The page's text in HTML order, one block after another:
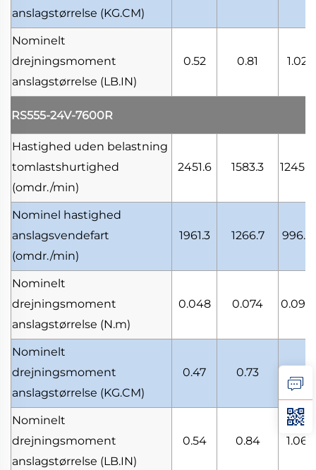
anslagstørrelse (KG.CM)
Nominelt
drejningsmoment
anslagstørrelse (LB.IN)
0.52 0.81 1.02
RS555-24V-7600R
Hastighed uden belastning
tomlastshurtighed
(omdr./min)
2451.6 1583.3 1245.9
Nominel hastighed
anslagsvendefart
(omdr./min)
1961.3 1266.7 996.7
Nominelt
drejningsmoment
anslagstørrelse (N.m)
0.048 0.074 0.094
Nominelt
drejningsmoment
anslagstørrelse (KG.CM)
0.47 0.73
Nominelt
drejningsmoment
anslagstørrelse (LB.IN)
0.54 0.84 1.06